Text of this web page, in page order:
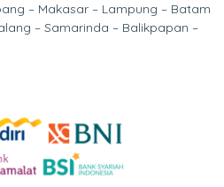
– Makasar – Lampung – Batam
– Samarinda – Balikpapan –